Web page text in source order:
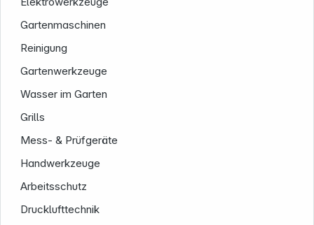
Gartenmaschinen
Reinigung
Gartenwerkzeuge
Wasser im Garten
Grills
Mess- & Prüfgeräte
Handwerkzeuge
Arbeitsschutz
Drucklufttechnik